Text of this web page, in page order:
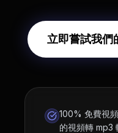
立即嘗試我們
100% 免費視
的視頻轉 mp3